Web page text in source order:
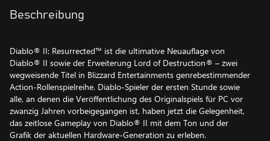
Beschreibung
Diablo® II: Resurrected™ ist die ultimative Neuauflage von
Diablo® II sowie der Erweiterung Lord of Destruction® – zwei
wegweisende Titel in Blizzard Entertainments genrebestimmender
Action-Rollenspielreihe. Diablo-Spieler der ersten Stunde sowie
alle, an denen die Veröffentlichung des Originalspiels für PC vor
zwanzig Jahren vorbeigegangen ist, haben jetzt die Gelegenheit,
das zeitlose Gameplay von Diablo® II mit dem Ton und der
Grafik der aktuellen Hardware-Generation zu erleben.